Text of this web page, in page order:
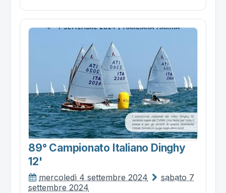
89° Campionato Italiano Dinghy
12'
mercoledì 4 settembre 2024
sabato 7
settembre 2024